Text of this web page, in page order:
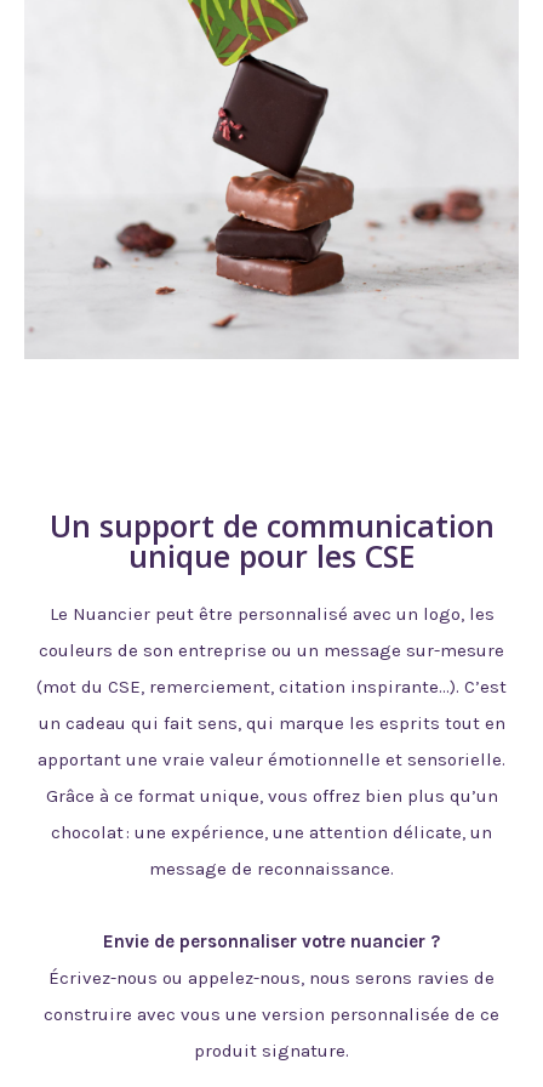
Un support de communication
unique pour les CSE
Le Nuancier peut être personnalisé avec un logo, les
couleurs de son entreprise ou un message sur-mesure
(mot du CSE, remerciement, citation inspirante…). C’est
un cadeau qui fait sens, qui marque les esprits tout en
apportant une vraie valeur émotionnelle et sensorielle.
Grâce à ce format unique, vous offrez bien plus qu’un
chocolat : une expérience, une attention délicate, un
message de reconnaissance.
Envie de personnaliser votre nuancier ?
Écrivez-nous ou appelez-nous, nous serons ravies de
construire avec vous une version personnalisée de ce
produit signature.